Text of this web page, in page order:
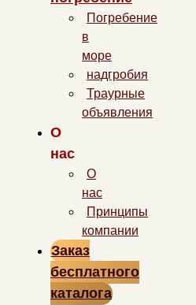
Погребение
в
море
надгробия
Траурные
объявления
О
нас
О
нас
Принципы
компании
Заказ
бесплатного
каталога